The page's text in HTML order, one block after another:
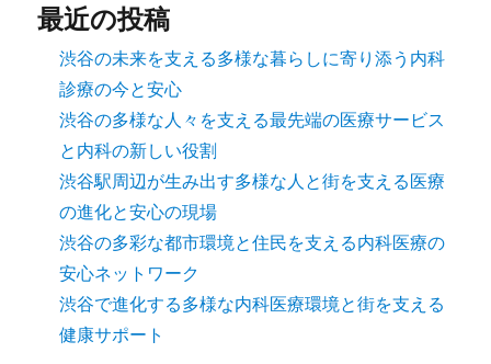
最近の投稿
渋谷の未来を支える多様な暮らしに寄り添う内科
診療の今と安心
渋谷の多様な人々を支える最先端の医療サービス
と内科の新しい役割
渋谷駅周辺が生み出す多様な人と街を支える医療
の進化と安心の現場
渋谷の多彩な都市環境と住民を支える内科医療の
安心ネットワーク
渋谷で進化する多様な内科医療環境と街を支える
健康サポート